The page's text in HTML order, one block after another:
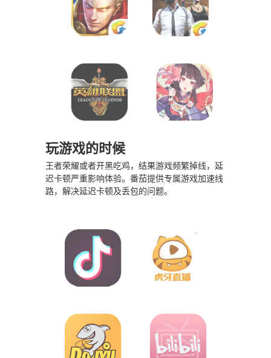
玩游戏的时候
王者荣耀或者开黑吃鸡，结果游戏频繁掉线，延
迟卡顿严重影响体验。番茄提供专属游戏加速线
路，解决延迟卡顿及丢包的问题。